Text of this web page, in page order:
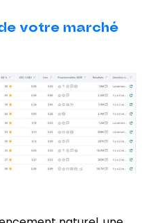
votre marché